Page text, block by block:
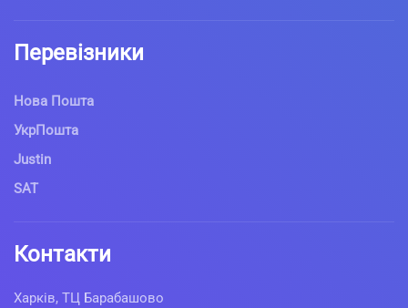
Перевізники
Нова Пошта
УкрПошта
Justin
SAT
Контакти
Харків, ТЦ Барабашово